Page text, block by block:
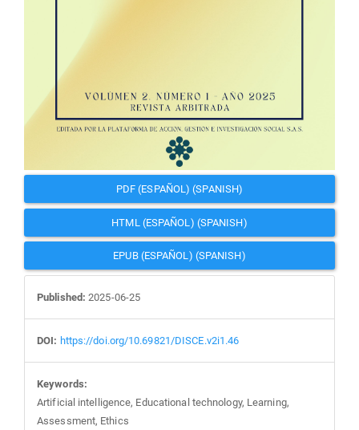
PDF (ESPAÑOL) (SPANISH)
HTML (ESPAÑOL) (SPANISH)
EPUB (ESPAÑOL) (SPANISH)
Published:2025-06-25
DOI: https://doi.org/10.69821/DISCE.v2i1.46
Keywords:
Artificial intelligence, Educational technology, Learning,
Assessment, Ethics